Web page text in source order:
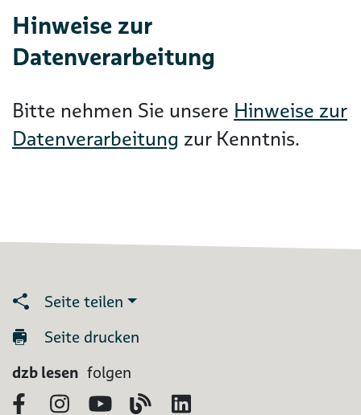
Hinweise zur
Datenverarbeitung
Bitte nehmen Sie unsere Hinweise zur
Datenverarbeitung zur Kenntnis.
Seite teilen
Seite drucken
dzb lesen folgen
FacebookInstagram
YouTubeBlog